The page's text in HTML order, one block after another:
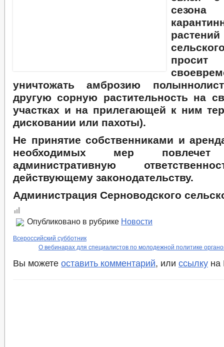
уничтожать амброзию
другую сорную растительность на
участках и на прилегающей к ним
дисковании или пахоты).
Не принятие собственниками и
необходимых мер
административную
действующему законодательству.
Администрация Серноводского
Опубликовано в рубрике Новости
Всероссийский субботник
О вебинарах для специалистов по молодежной политике
Вы можете оставить комментарий, или ссылку на